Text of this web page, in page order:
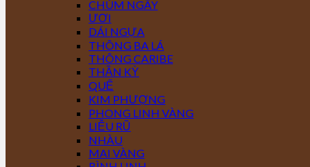
CHÙM NGÂY
ƯƠI
DÁI NGỰA
THÔNG BA LÁ
THÔNG CARIBE
THẦN KỲ
QUẾ
KIM PHƯỢNG
PHONG LINH VÀNG
LIỄU RŨ
NHÀU
MAI VÀNG